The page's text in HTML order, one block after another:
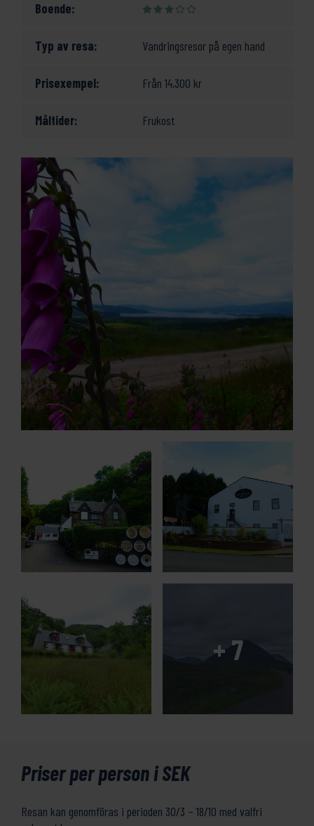
Boende:
Typ av resa: Vandringsresor på egen hand
Prisexempel: Från 14,300 kr
Måltider: Frukost
Priser per person i SEK
Resan kan genomföras i perioden 30/3 – 18/10 med valfri